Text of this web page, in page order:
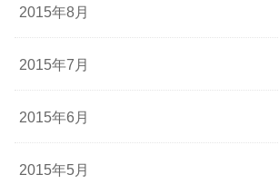
2015年8月
2015年7月
2015年6月
2015年5月